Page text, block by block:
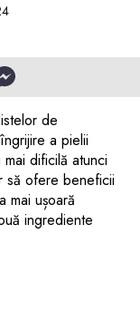
de
a pielii
dificilă atunci
să ofere beneficii
mai ușoară
ingrediente